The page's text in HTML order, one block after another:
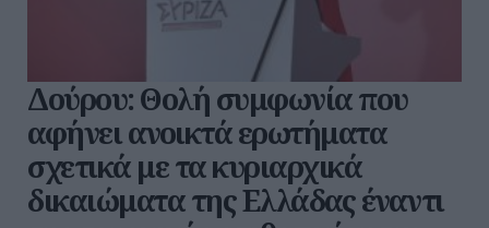
Δούρου: Θολή συμφωνία που
αφήνει ανοικτά ερωτήματα
σχετικά με τα κυριαρχικά
δικαιώματα της Ελλάδας έναντι